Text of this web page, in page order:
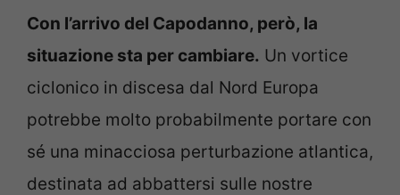
Con l’arrivo del Capodanno, però, la
situazione sta per cambiare. Un vortice
ciclonico in discesa dal Nord Europa
potrebbe molto probabilmente portare con
sé una minacciosa perturbazione atlantica,
destinata ad abbattersi sulle nostre